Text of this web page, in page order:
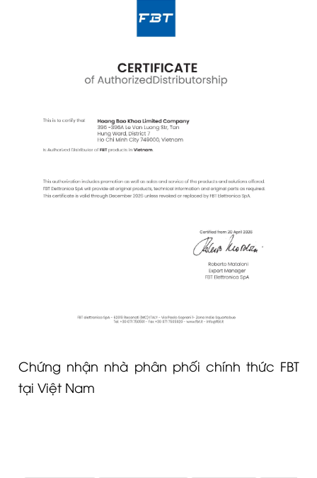
Chứng nhận nhà phân phối chính thức FBT
tại Việt Nam